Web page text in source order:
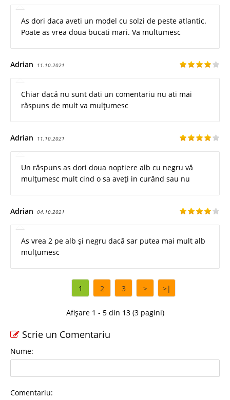
As dori daca aveti un model cu solzi de peste atlantic.
Poate as vrea doua bucati mari. Va multumesc
Adrian 11.10.2021
Chiar dacă nu sunt dati un comentariu nu ati mai
răspuns de mult va mulțumesc
Adrian 11.10.2021
Un răspuns as dori doua noptiere alb cu negru vă
mulțumesc mult cind o sa aveți in curând sau nu
Adrian 04.10.2021
As vrea 2 pe alb și negru dacă sar putea mai mult alb
mulțumesc
1 2 3 > >|
Afișare 1 - 5 din 13 (3 pagini)
Scrie un Comentariu
Nume:
Comentariu: